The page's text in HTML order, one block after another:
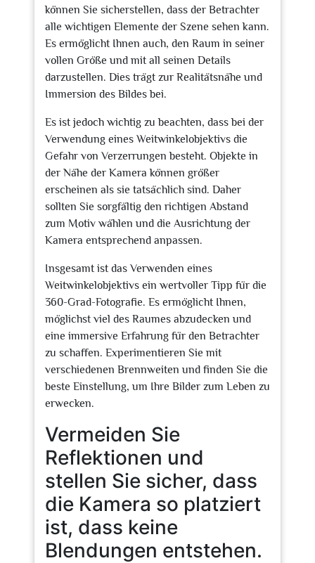
können Sie sicherstellen, dass der Betrachter
alle wichtigen Elemente der Szene sehen kann.
Es ermöglicht Ihnen auch, den Raum in seiner
vollen Größe und mit all seinen Details
darzustellen. Dies trägt zur Realitätsnähe und
Immersion des Bildes bei.
Es ist jedoch wichtig zu beachten, dass bei der
Verwendung eines Weitwinkelobjektivs die
Gefahr von Verzerrungen besteht. Objekte in
der Nähe der Kamera können größer
erscheinen als sie tatsächlich sind. Daher
sollten Sie sorgfältig den richtigen Abstand
zum Motiv wählen und die Ausrichtung der
Kamera entsprechend anpassen.
Insgesamt ist das Verwenden eines
Weitwinkelobjektivs ein wertvoller Tipp für die
360-Grad-Fotografie. Es ermöglicht Ihnen,
möglichst viel des Raumes abzudecken und
eine immersive Erfahrung für den Betrachter
zu schaffen. Experimentieren Sie mit
verschiedenen Brennweiten und finden Sie die
beste Einstellung, um Ihre Bilder zum Leben zu
erwecken.
Vermeiden Sie
Reflektionen und
stellen Sie sicher, dass
die Kamera so platziert
ist, dass keine
Blendungen entstehen.